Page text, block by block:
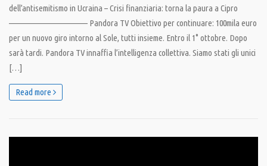
dell’antisemitismo in Ucraina – Crisi finanziaria: torna la paura a Cipro
———————————— Pandora TV Obiettivo per continuare: 100mila euro
per un nuovo giro intorno al Sole, tutti insieme. Entro il 1° ottobre. Dopo
sarà tardi. Pandora TV innaffia l’intelligenza collettiva. Siamo stati gli unici
[…]
Read more